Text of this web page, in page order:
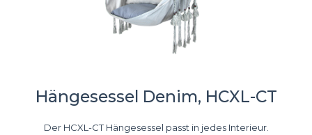
Hängesessel Denim, HCXL-CT
Der HCXL-CT Hängesessel passt in jedes Interieur.